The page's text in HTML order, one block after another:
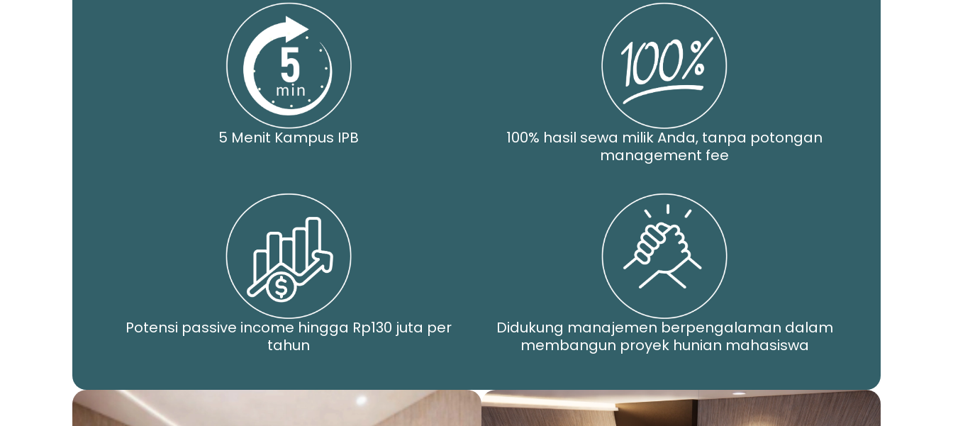
5 Menit Kampus IPB
100% hasil sewa milik Anda, tanpa potongan
management fee
Potensi passive income hingga Rp130 juta per
tahun
Didukung manajemen berpengalaman dalam
membangun proyek hunian mahasiswa